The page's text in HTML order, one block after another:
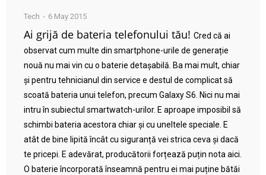
Tech 6 May 2015
Ai grijă de bateria telefonului tău! Cred că ai
observat cum multe din smartphone-urile de generație
nouă nu mai vin cu o baterie detașabilă. Ba mai mult, chiar
și pentru tehnicianul din service e destul de complicat să
scoată bateria unui telefon, precum Galaxy S6. Nici nu mai
intru în subiectul smartwatch-urilor. E aproape imposibil să
schimbi bateria acestora chiar și cu uneltele speciale. E
atât de bine lipită încât cu siguranță vei strica ceva și dacă
te pricepi. E adevărat, producătorii forțează puțin nota aici.
O baterie încorporată înseamnă pentru ei mai puține bătăi